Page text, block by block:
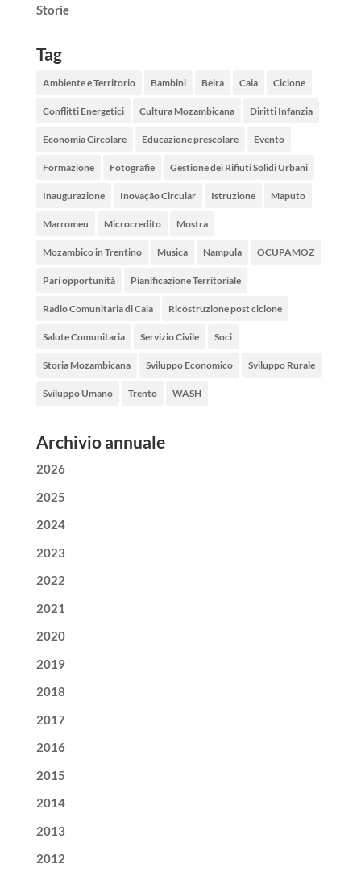
Storie
Tag
Ambiente e Territorio Bambini Beira Caia Ciclone
Conflitti Energetici Cultura Mozambicana Diritti Infanzia
Economia Circolare Educazione prescolare Evento
Formazione Fotografie Gestione dei Rifiuti Solidi Urbani
Inaugurazione Inovação Circular Istruzione Maputo
Marromeu Microcredito Mostra
Mozambico in Trentino Musica Nampula OCUPAMOZ
Pari opportunità Pianificazione Territoriale
Radio Comunitaria di Caia Ricostruzione post ciclone
Salute Comunitaria Servizio Civile Soci
Storia Mozambicana Sviluppo Economico Sviluppo Rurale
Sviluppo Umano Trento WASH
Archivio annuale
2026
2025
2024
2023
2022
2021
2020
2019
2018
2017
2016
2015
2014
2013
2012